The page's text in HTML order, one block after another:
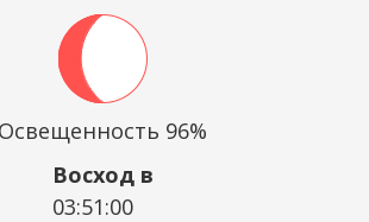
Освещенность 96%
Восход в
03:51:00